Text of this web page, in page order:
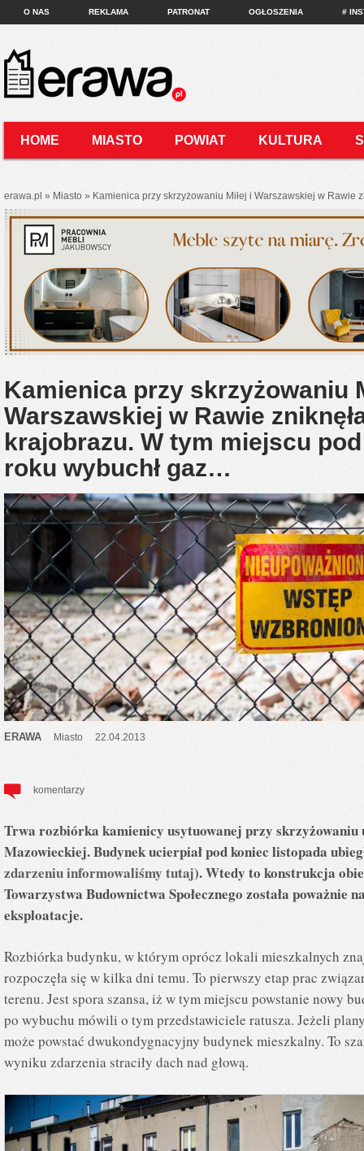
O NAS REKLAMA PATRONAT OGŁOSZENIA #
HOME MIASTO POWIAT KULTURA
erawa.pl » Miasto » Kamienica przy skrzyżowaniu Miłej i Warszawskiej w
Kamienica przy skrzyżowaniu
Warszawskiej w Rawie
krajobrazu. W tym miejscu
roku wybuchł gaz…
ERAWA Miasto 22.04.2013
komentarzy
Trwa rozbiórka kamienicy usytuowanej przy
Mazowieckiej. Budynek ucierpiał pod koniec listopada
zdarzeniu informowaliśmy tutaj). Wtedy to konstrukcja
Towarzystwa Budownictwa Społecznego została poważnie
eksploatacje.
Rozbiórka budynku, w którym oprócz lokali mieszkalnych
rozpoczęła się w kilka dni temu. To pierwszy etap prac
terenu. Jest spora szansa, iż w tym miejscu powstanie nowy
po wybuchu mówili o tym przedstawiciele ratusza. Jeżeli
może powstać dwukondygnacyjny budynek mieszkalny. To
wyniku zdarzenia straciły dach nad głową.